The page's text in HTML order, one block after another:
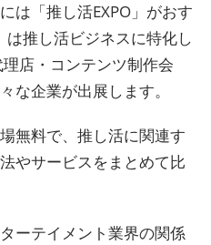
は「推し活EXPO」がおす
は推し活ビジネスに特化し
店・コンテンツ制作会
な企業が出展します。
無料で、推し活に関連す
やサービスをまとめて比
ーテイメント業界の関係